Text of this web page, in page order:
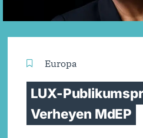
Europa
LUX-
Verheyen MdEP